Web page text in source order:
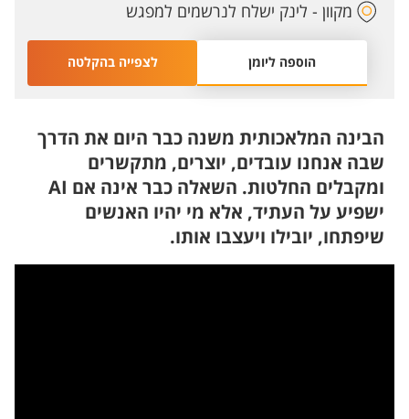
מקוון - לינק ישלח לנרשמים למפגש
הוספה ליומן לצפייה בהקלטה
הבינה המלאכותית משנה כבר היום את הדרך
שבה אנחנו עובדים, יוצרים, מתקשרים
ומקבלים החלטות. השאלה כבר אינה אם AI
ישפיע על העתיד, אלא מי יהיו האנשים
שיפתחו, יובילו ויעצבו אותו.